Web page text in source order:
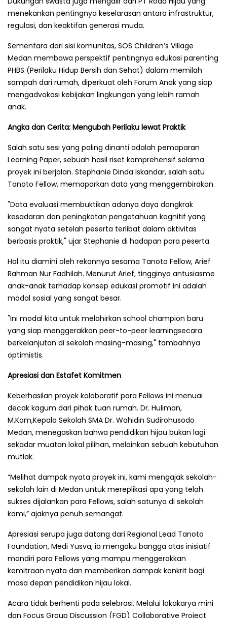
menekankan pentingnya keselarasan antara infrastruktur,
regulasi, dan keaktifan generasi muda.
Sementara dari sisi komunitas, SOS Children’s Village
Medan membawa perspektif pentingnya edukasi parenting
PHBS (Perilaku Hidup Bersih dan Sehat) dalam memilah
sampah dari rumah, diperkuat oleh Forum Anak yang siap
mengadvokasi kebijakan lingkungan yang lebih ramah
anak.
Angka dan Cerita: Mengubah Perilaku lewat Praktik
Salah satu sesi yang paling dinanti adalah pemaparan
Learning Paper, sebuah hasil riset komprehensif selama
proyek ini berjalan. Stephanie Dinda Iskandar, salah satu
Tanoto Fellow, memaparkan data yang menggembirakan.
"Data evaluasi membuktikan adanya daya dongkrak
kesadaran dan peningkatan pengetahuan kognitif yang
sangat nyata setelah peserta terlibat dalam aktivitas
berbasis praktik," ujar Stephanie di hadapan para peserta.
Hal itu diamini oleh rekannya sesama Tanoto Fellow, Arief
Rahman Nur Fadhilah. Menurut Arief, tingginya antusiasme
anak-anak terhadap konsep edukasi promotif ini adalah
modal sosial yang sangat besar.
"Ini modal kita untuk melahirkan school champion baru
yang siap menggerakkan peer-to-peer learningsecara
berkelanjutan di sekolah masing-masing," tambahnya
optimistis.
Apresiasi dan Estafet Komitmen
Keberhasilan proyek kolaboratif para Fellows ini menuai
decak kagum dari pihak tuan rumah. Dr. Huliman,
M.Kom,Kepala Sekolah SMA Dr. Wahidin Sudirohusodo
Medan, menegaskan bahwa pendidikan hijau bukan lagi
sekadar muatan lokal pilihan, melainkan sebuah kebutuhan
mutlak.
“Melihat dampak nyata proyek ini, kami mengajak sekolah-
sekolah lain di Medan untuk mereplikasi apa yang telah
sukses dijalankan para Fellows, salah satunya di sekolah
kami,” ajaknya penuh semangat.
Apresiasi serupa juga datang dari Regional Lead Tanoto
Foundation, Medi Yusva, ia mengaku bangga atas inisiatif
mandiri para Fellows yang mampu menggerakkan
kemitraan nyata dan memberikan dampak konkrit bagi
masa depan pendidikan hijau lokal.
Acara tidak berhenti pada selebrasi. Melalui lokakarya mini
dan Focus Group Discussion (FGD) Collaborative Project